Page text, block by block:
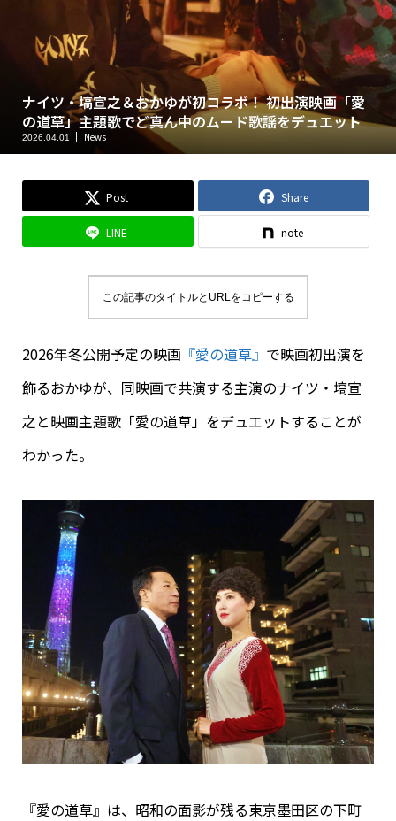
ナイツ・塙宣之＆おかゆが初コラボ！ 初出演映画「愛
の道草」主題歌でど真ん中のムード歌謡をデュエット
2026.04.01 News
Post Share
LINE note
この記事のタイトルとURLをコピーする
2026年冬公開予定の映画 『愛の道草』 で映画初出演を
飾るおかゆが、同映画で共演する主演のナイツ・塙宣
之と映画主題歌「愛の道草」をデュエットすることが
わかった。
『愛の道草』は、昭和の面影が残る東京墨田区の下町